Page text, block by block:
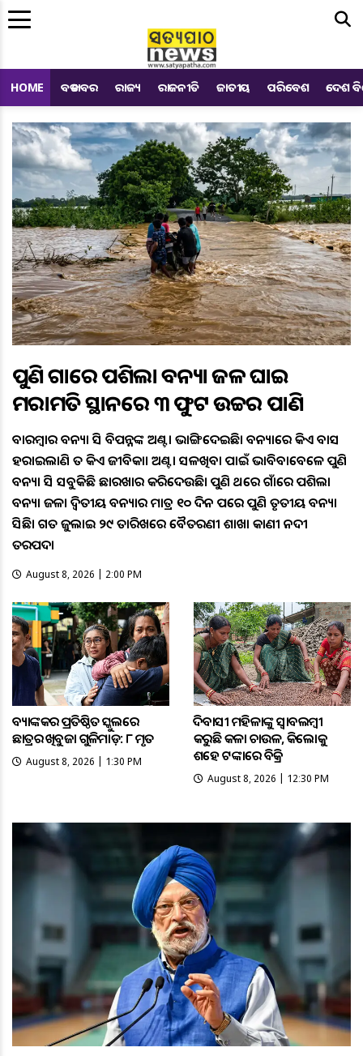
HOME ବଡ ଖବର ରାଜ୍ୟ ରାଜନୀତି ଜାତୀୟ ପରିବେଶ ଦେଶ
ପୁଣି ଗାଁରେ ପଶିଲା ବନ୍ୟା ଜଳ ଘାଇ
ମରାମତି ସ୍ଥାନରେ ୩ ଫୁଟ ଉଚ୍ଚର ପାଣି
ବାରମ୍ବାର ବନ୍ୟା ଆସି ବିପନ୍ନଙ୍କ ଅଣ୍ଟା ଭାଙ୍ଗିଦେଇଛି। ବନ୍ୟାରେ କିଏ ବାସ
ହରାଇଲାଣି ତ କିଏ ଜୀବିକା। ଅଣ୍ଟା ସଳଖିବା ପାଇଁ ଭାବିବାବେଳେ ପୁଣି
ବନ୍ୟା ଆସି ସବୁକିଛି ଛାରଖାର କରିଦେଉଛି। ପୁଣି ଥରେ ଗାଁରେ ପଶିଲା
ବନ୍ୟା ଜଳ। ଦ୍ୱିତୀୟ ବନ୍ୟାର ମାତ୍ର ୧୦ ଦିନ ପରେ ପୁଣି ତୃତୀୟ ବନ୍ୟା
ଆସିଛି। ଗତ ଜୁଲାଇ ୨୯ ତାରିଖରେ ବୈତରଣୀ ଶାଖା କାଣୀ ନଦୀ
ତରପଦା
August 8, 2026 | 2:00 PM
ବ୍ୟାଙ୍କକର ପ୍ରତିଷ୍ଠିତ ସ୍କୁଲରେ
ଛାତ୍ରର ଆଖିବୁଜା ଗୁଳିମାଡ଼: ୮ ମୃତ
August 8, 2026 | 1:30 PM
ଆଦିବାସୀ ମହିଳାଙ୍କୁ ସ୍ଵାବଲମ୍ଵୀ
କରୁଛି କଳା ଚାଉଳ, କିଲୋକୁ
ଶହେ ଟଙ୍କାରେ ବିକ୍ରି
August 8, 2026 | 12:30 PM